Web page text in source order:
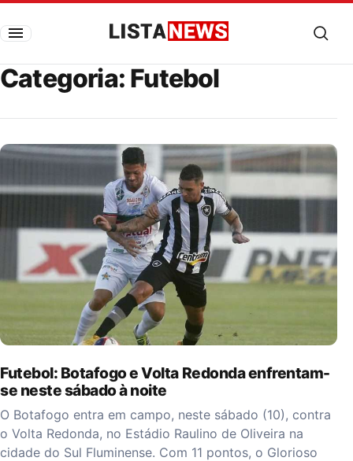
Listanews
Categoria: Futebol
Futebol: Botafogo e Volta Redonda enfrentam-
se neste sábado à noite
O Botafogo entra em campo, neste sábado (10), contra
o Volta Redonda, no Estádio Raulino de Oliveira na
cidade do Sul Fluminense. Com 11 pontos, o Glorioso